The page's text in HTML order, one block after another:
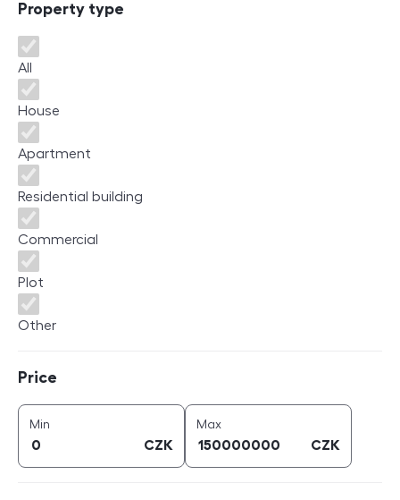
Property type
Property type
All
House
Apartment
Residential building
Commercial
Plot
Other
Price
Min
CZK
Maxprice (
CZK